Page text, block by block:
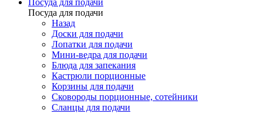
Посуда для подачи
Назад
Доски для подачи
Лопатки для подачи
Мини-ведра для подачи
Блюда для запекания
Кастрюли порционные
Корзины для подачи
Сковороды порционные, сотейники
Сланцы для подачи